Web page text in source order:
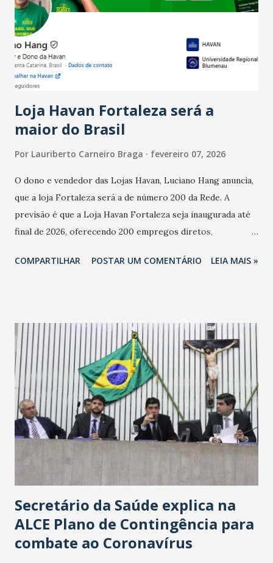
bares e restaurantes operaram com lucro e outros 40%
registraram equilíbrio financeiro. Já o percentual de
estabelecimentos no prejuízo ficou em 19%, pouco abaixo
do observado no mês anterior. Outros 1% não existiam em
novembro. Em relação a outubro, o faturamento também
Loja Havan Fortaleza será a
maior do Brasil
Por Lauriberto Carneiro Braga fevereiro 07, 2026
O dono e vendedor das Lojas Havan, Luciano Hang anuncia,
que a loja Fortaleza será a de número 200 da Rede. A
previsão é que a Loja Havan Fortaleza seja inaugurada até
final de 2026, oferecendo 200 empregos diretos,
Havan Fortaleza ainda não foi anunciada oficialmente, mas
COMPARTILHAR POSTAR UM COMENTÁRIO LEIA MAIS »
Secretário da Saúde explica na
ALCE Plano de Contingência para
combate ao Coronavírus